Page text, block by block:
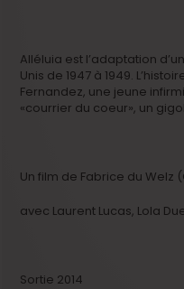
Alléluia est l’adaptation
Unis de 1947 à 1949.
Fernandez, une jeune
«courrier du coeur», un
Un film de Fabrice du Welz
avec Laurent Lucas, Lola
Sortie 2014